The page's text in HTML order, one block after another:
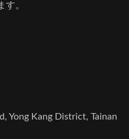
す。
Yong Kang District, Tainan